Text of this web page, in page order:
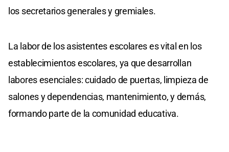
los secretarios generales y gremiales.
La labor de los asistentes escolares es vital en los
establecimientos escolares, ya que desarrollan
labores esenciales: cuidado de puertas, limpieza de
salones y dependencias, mantenimiento, y demás,
formando parte de la comunidad educativa.